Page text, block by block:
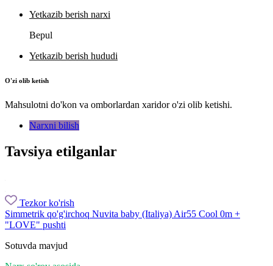
Yetkazib berish narxi
Bepul
Yetkazib berish hududi
O'zi olib ketish
Mahsulotni do'kon va omborlardan xaridor o'zi olib ketishi.
Narxni bilish
Tavsiya etilganlar
Tezkor ko'rish
Simmetrik qo'g'irchoq Nuvita baby (Italiya) Air55 Cool 0m +
"LOVE" pushti
Sotuvda mavjud